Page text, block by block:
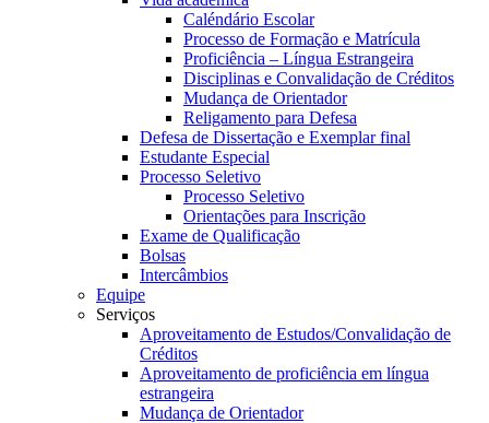
Caléndário Escolar
Processo de Formação e Matrícula
Proficiência – Língua Estrangeira
Disciplinas e Convalidação de Créditos
Mudança de Orientador
Religamento para Defesa
Defesa de Dissertação e Exemplar final
Estudante Especial
Processo Seletivo
Processo Seletivo
Orientações para Inscrição
Exame de Qualificação
Bolsas
Intercâmbios
Equipe
Serviços
Aproveitamento de Estudos/Convalidação de
Créditos
Aproveitamento de proficiência em língua
estrangeira
Mudança de Orientador